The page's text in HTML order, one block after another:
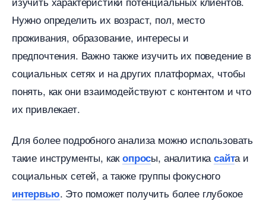
Нужно определить их возраст, пол, место
проживания, образование, интересы и
предпочтения. Важно также изучить их поведение
социальных сетях и на других платформах, чтобы
понять, как они взаимодействуют с контентом и что
их привлекает.
Для более подробного анализа можно использовать
такие инструменты, какопросы, аналитикасайта и
социальных сетей, а также группы фокусного
интервью. Это поможет получить более глубокое